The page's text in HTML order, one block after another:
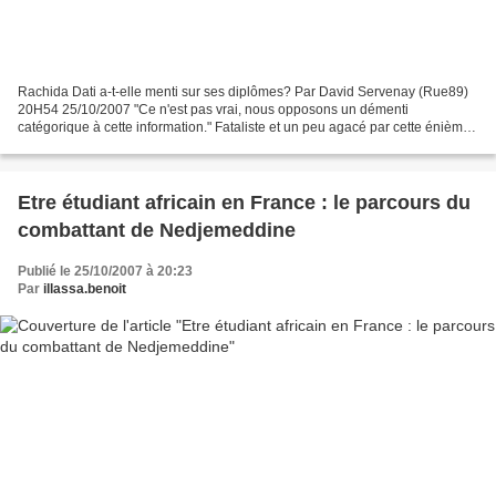
Rachida Dati a-t-elle menti sur ses diplômes? Par David Servenay (Rue89)
20H54 25/10/2007 "Ce n'est pas vrai, nous opposons un démenti
catégorique à cette information." Fataliste et un peu agacé par cette énième
Etre étudiant africain en France : le parcours du
combattant de Nedjemeddine
Publié le 25/10/2007 à 20:23
Par illassa.benoit